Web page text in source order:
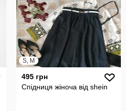
S, M
495 грн
Спідниця жіноча від shein